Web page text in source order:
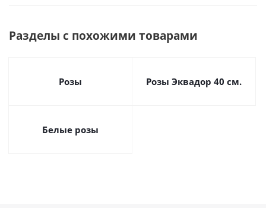
Разделы с похожими товарами
Розы Розы Эквадор 40 см.
Белые розы